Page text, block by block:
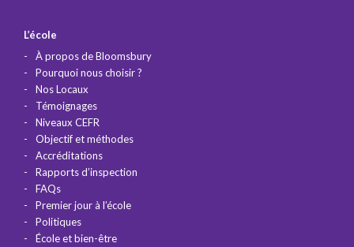
L’école
À propos de Bloomsbury
Pourquoi nous choisir ?
Nos Locaux
Témoignages
Niveaux CEFR
Objectif et méthodes
Accréditations
Rapports d’inspection
FAQs
Premier jour à l’école
Politiques
École et bien-être